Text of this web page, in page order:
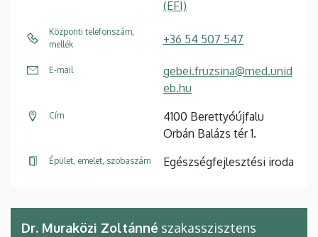
(EFI)
Központi telefonszám,
mellék
+36 54 507 547
E-mail
gebei.fruzsina@med.unid
eb.hu
Cím
4100 Berettyóújfalu
Orbán Balázs tér 1.
Épület, emelet, szobaszám Egészségfejlesztési iroda
Dr. Muraközi Zoltánné szakasszisztens